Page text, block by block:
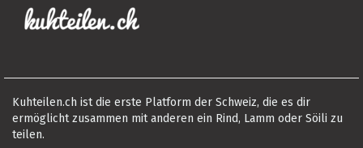
Kuhteilen.ch ist die erste Platform der Schweiz, die es dir
ermöglicht zusammen mit anderen ein Rind, Lamm oder Söili zu
teilen.